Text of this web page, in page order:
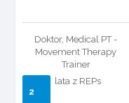
Doktor, Medical PT -
Movement Therapy
Trainer
2
lata z REPs